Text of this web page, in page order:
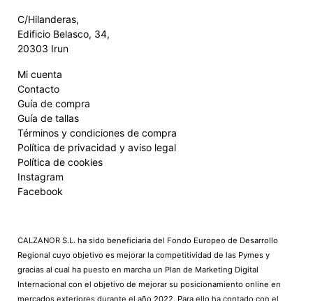
C/Hilanderas,
Edificio Belasco, 34,
20303 Irun
Mi cuenta
Contacto
Guía de compra
Guía de tallas
Términos y condiciones de compra
Política de privacidad y aviso legal
Política de cookies
Instagram
Facebook
CALZANOR S.L. ha sido beneficiaria del Fondo Europeo de Desarrollo
Regional cuyo objetivo es mejorar la competitividad de las Pymes y
gracias al cual ha puesto en marcha un Plan de Marketing Digital
Internacional con el objetivo de mejorar su posicionamiento online en
mercados exteriores durante el año 2022. Para ello ha contado con el